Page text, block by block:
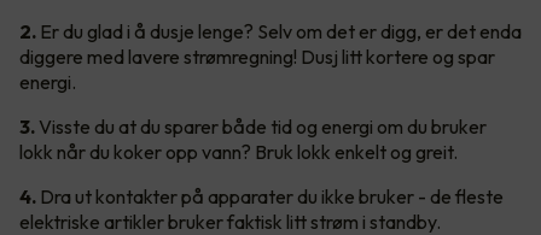
2. Er du glad i å dusje lenge? Selv om det er digg, er det enda
diggere med lavere strømregning! Dusj litt kortere og spar
energi.
3. Visste du at du sparer både tid og energi om du bruker
lokk når du koker opp vann? Bruk lokk enkelt og greit.
4. Dra ut kontakter på apparater du ikke bruker - de fleste
elektriske artikler bruker faktisk litt strøm i standby.